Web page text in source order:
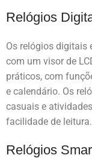
Relógios
Os relógios digitais
com um visor de
práticos, com
e calendário. Os
casuais e
facilidade de leitura.
Relógios